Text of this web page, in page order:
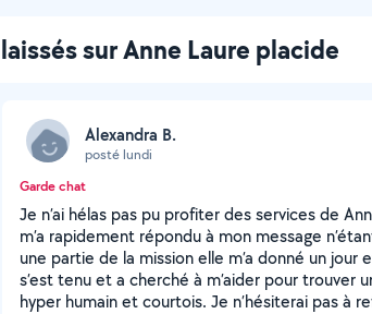
sur Anne Laure placide
Alexandra B.
posté lundi
Garde chat
Je n’ai hélas pas pu profiter des services de
m’a rapidement répondu à mon message
une partie de la mission elle m’a donné un
s’est tenu et a cherché à m’aider pour trouver
hyper humain et courtois. Je n’hésiterai pas à